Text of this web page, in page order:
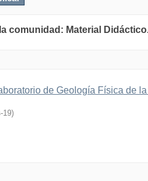
comunidad: Material
de Geología Física de
19)